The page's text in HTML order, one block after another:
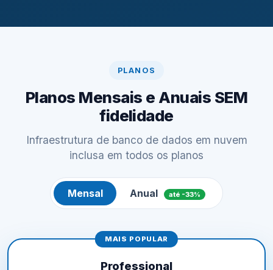
PLANOS
Planos Mensais e Anuais SEM
fidelidade
Infraestrutura de banco de dados em nuvem
inclusa em todos os planos
Mensal Anual até -33%
MAIS POPULAR
Professional